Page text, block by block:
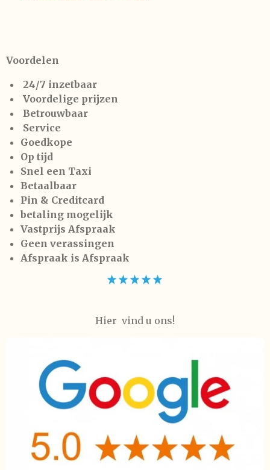
Voordelen
24/7 inzetbaar
Voordelige prijzen
Betrouwbaar
Service
Goedkope
Op tijd
Snel een Taxi
Betaalbaar
Pin & Creditcard
betaling mogelijk
Vastprijs Afspraak
Geen verassingen
Afspraak is Afspraak
Hier vind u ons!